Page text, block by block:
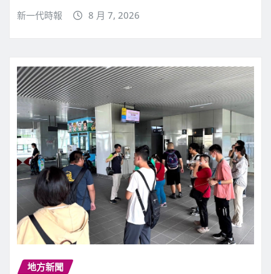
新一代時報 8 月 7, 2026
地方新聞